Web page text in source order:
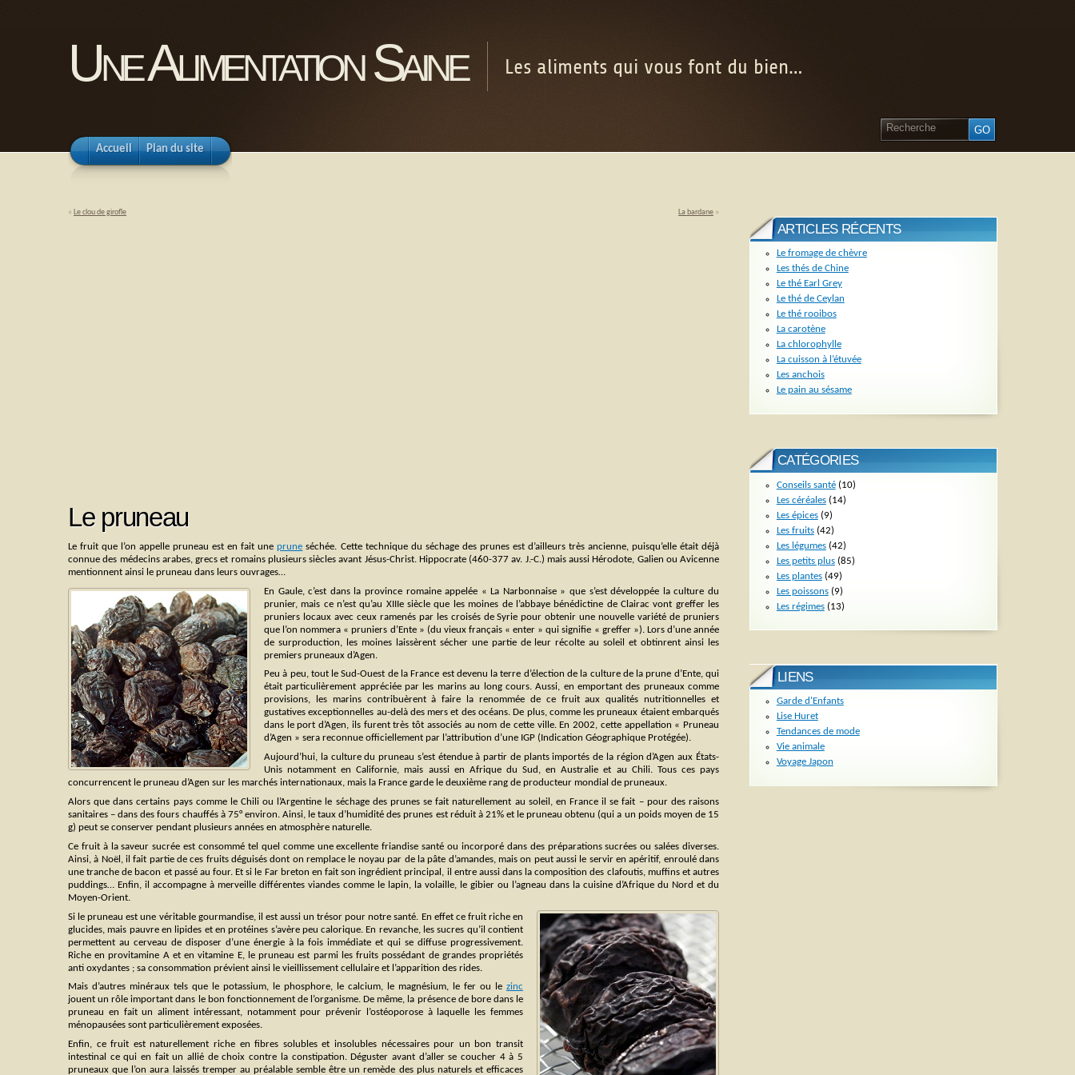
Une Alimentation Saine Les aliments qui vous font du bien…
Accueil Plan du site
« Le clou de girofle La bardane »
Le pruneau
Le fruit que l’on appelle pruneau est en fait uneprune séchée. Cette technique du séchage des prunes est d’ailleurs très ancienne, puisqu’elle était déjà
connue des médecins arabes, grecs et romains plusieurs siècles avant Jésus-Christ. Hippocrate (460-377 av. J.-C.) mais aussi Hérodote, Galien ou Avicenne
mentionnent ainsi le pruneau dans leurs ouvrages…
En Gaule, c’est dans la province romaine appelée « La Narbonnaise » que s’est développée la culture du
prunier, mais ce n’est qu’au XIIIe siècle que les moines de l’abbaye bénédictine de Clairac vont greffer les
pruniers locaux avec ceux ramenés par les croisés de Syrie pour obtenir une nouvelle variété de pruniers
que l’on nommera « pruniers d’Ente » (du vieux français « enter » qui signifie « greffer »). Lors d’une année
de surproduction, les moines laissèrent sécher une partie de leur récolte au soleil et obtinrent ainsi les
premiers pruneaux d’Agen.
Peu à peu, tout le Sud-Ouest de la France est devenu la terre d’élection de la culture de la prune d’Ente, qui
était particulièrement appréciée par les marins au long cours. Aussi, en emportant des pruneaux comme
provisions, les marins contribuèrent à faire la renommée de ce fruit aux qualités nutritionnelles et
gustatives exceptionnelles au-delà des mers et des océans. De plus, comme les pruneaux étaient embarqués
dans le port d’Agen, ils furent très tôt associés au nom de cette ville. En 2002, cette appellation « Pruneau
d’Agen » sera reconnue officiellement par l’attribution d’une IGP (Indication Géographique Protégée).
Aujourd’hui, la culture du pruneau s’est étendue à partir de plants importés de la région d’Agen aux États-
Unis notamment en Californie, mais aussi en Afrique du Sud, en Australie et au Chili. Tous ces pays
concurrencent le pruneau d’Agen sur les marchés internationaux, mais la France garde le deuxième rang de producteur mondial de pruneaux.
Alors que dans certains pays comme le Chili ou l’Argentine le séchage des prunes se fait naturellement au soleil, en France il se fait – pour des raisons
sanitaires – dans des fours chauffés à 75° environ. Ainsi, le taux d’humidité des prunes est réduit à 21% et le pruneau obtenu (qui a un poids moyen de 15
g) peut se conserver pendant plusieurs années en atmosphère naturelle.
Ce fruit à la saveur sucrée est consommé tel quel comme une excellente friandise santé ou incorporé dans des préparations sucrées ou salées diverses.
Ainsi, à Noël, il fait partie de ces fruits déguisés dont on remplace le noyau par de la pâte d’amandes, mais on peut aussi le servir en apéritif, enroulé dans
une tranche de bacon et passé au four. Et si le Far breton en fait son ingrédient principal, il entre aussi dans la composition des clafoutis, muffins et autres
puddings… Enfin, il accompagne à merveille différentes viandes comme le lapin, la volaille, le gibier ou l’agneau dans la cuisine d’Afrique du Nord et du
Moyen-Orient.
Si le pruneau est une véritable gourmandise, il est aussi un trésor pour notre santé. En effet ce fruit riche en
glucides, mais pauvre en lipides et en protéines s’avère peu calorique. En revanche, les sucres qu’il contient
permettent au cerveau de disposer d’une énergie à la fois immédiate et qui se diffuse progressivement.
Riche en provitamine A et en vitamine E, le pruneau est parmi les fruits possédant de grandes propriétés
anti oxydantes ; sa consommation prévient ainsi le vieillissement cellulaire et l’apparition des rides.
Mais d’autres minéraux tels que le potassium, le phosphore, le calcium, le magnésium, le fer ou le zinc
jouent un rôle important dans le bon fonctionnement de l’organisme. De même, la présence de bore dans le
pruneau en fait un aliment intéressant, notamment pour prévenir l’ostéoporose à laquelle les femmes
ménopausées sont particulièrement exposées.
Enfin, ce fruit est naturellement riche en fibres solubles et insolubles nécessaires pour un bon transit
intestinal ce qui en fait un allié de choix contre la constipation. Déguster avant d’aller se coucher 4 à 5
pruneaux que l’on aura laissés tremper au préalable semble être un remède des plus naturels et efficaces
ARTICLES RÉCENTS
Le fromage de chèvre
Les thés de Chine
Le thé Earl Grey
Le thé de Ceylan
Le thé rooibos
La carotène
La chlorophylle
La cuisson à l’étuvée
Les anchois
Le pain au sésame
CATÉGORIES
Conseils santé(10)
Les céréales(14)
Les épices(9)
Les fruits(42)
Les légumes(42)
Les petits plus(85)
Les plantes(49)
Les poissons(9)
Les régimes(13)
LIENS
Garde d'Enfants
Lise Huret
Tendances de mode
Vie animale
Voyage Japon